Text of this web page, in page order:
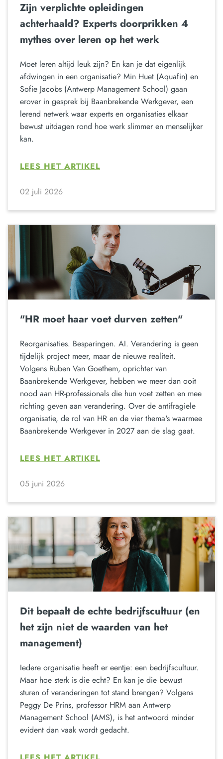
Zijn verplichte opleidingen
achterhaald? Experts doorprikken 4
mythes over leren op het werk
Moet leren altijd leuk zijn? En kan je dat eigenlijk
afdwingen in een organisatie? Min Huet (Aquafin) en
Sofie Jacobs (Antwerp Management School) gaan
erover in gesprek bij Baanbrekende Werkgever, een
lerend netwerk waar experts en organisaties elkaar
bewust uitdagen rond hoe werk slimmer en menselijker
kan.
LEES HET ARTIKEL
02 juli 2026
"HR moet haar voet durven zetten"
Reorganisaties. Besparingen. AI. Verandering is geen
tijdelijk project meer, maar de nieuwe realiteit.
Volgens Ruben Van Goethem, oprichter van
Baanbrekende Werkgever, hebben we meer dan ooit
nood aan HR-professionals die hun voet zetten en mee
richting geven aan verandering. Over de antifragiele
organisatie, de rol van HR en de vier thema's waarmee
Baanbrekende Werkgever in 2027 aan de slag gaat.
LEES HET ARTIKEL
05 juni 2026
Dit bepaalt de echte bedrijfscultuur (en
het zijn niet de waarden van het
management)
Iedere organisatie heeft er eentje: een bedrijfscultuur.
Maar hoe sterk is die echt? En kan je die bewust
sturen of veranderingen tot stand brengen? Volgens
Peggy De Prins, professor HRM aan Antwerp
Management School (AMS), is het antwoord minder
evident dan vaak wordt gedacht.